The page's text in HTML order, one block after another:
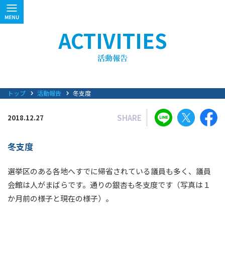
ACTIVITIES
トップ 活動報告 冬支度
2018.12.27 SHARE
冬支度
選挙区のある各地へすでに帰省されている議員も多く、議員
会館は人がまばらです。通りの銀杏も冬支度です（写真は１
か月前の様子と現在の様子）。